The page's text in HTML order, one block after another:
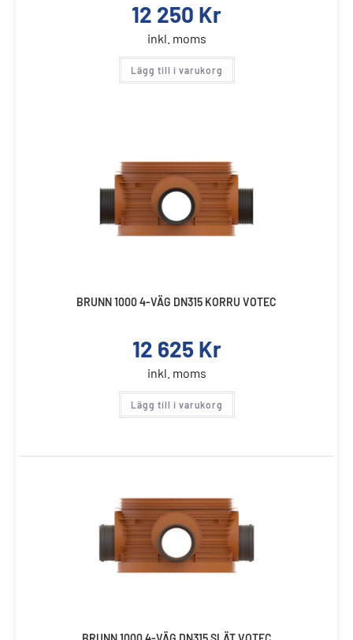
12 250 Kr
inkl. moms
Lägg till i varukorg
BRUNN 1000 4-VÄG DN315 KORRU VOTEC
12 625 Kr
inkl. moms
Lägg till i varukorg